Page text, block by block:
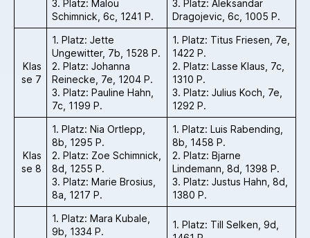
3. Platz: Malou
Schimnick, 6c, 1241 P.
3. Platz: Aleksandar
Dragojevic, 6c, 1005 P.
Klas
se 7
1. Platz: Jette
Ungewitter, 7b, 1528 P.
2. Platz: Johanna
Reinecke, 7e, 1204 P.
3. Platz: Pauline Hahn,
7c, 1199 P.
1. Platz: Titus Friesen, 7e,
1422 P.
2. Platz: Lasse Klaus, 7c,
1310 P.
3. Platz: Julius Koch, 7e,
1292 P.
Klas
se 8
1. Platz: Nia Ortlepp,
8b, 1295 P.
2. Platz: Zoe Schimnick,
8d, 1255 P.
3. Platz: Marie Brosius,
8a, 1217 P.
1. Platz: Luis Rabending,
8b, 1458 P.
2. Platz: Bjarne
Lindemann, 8d, 1398 P.
3. Platz: Justus Hahn, 8d,
1380 P.
1. Platz: Mara Kubale,
9b, 1334 P.
1. Platz: Till Selken, 9d,